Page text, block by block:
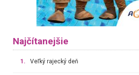
Najčítanejšie
1. Veľký rajecký deň